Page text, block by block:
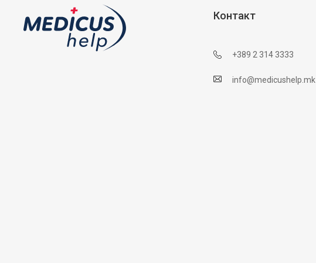
Контакт
+389 2 314 3333
info@medicushelp.mk